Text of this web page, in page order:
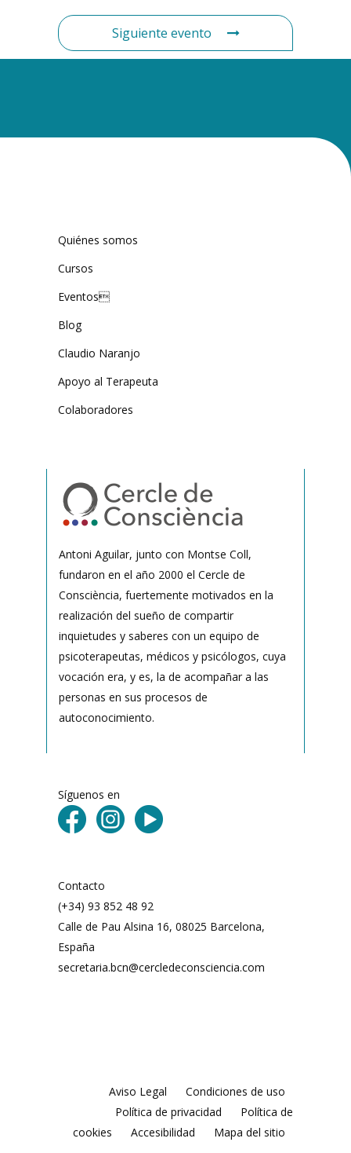
Siguiente evento
Quiénes somos
Cursos
Eventos
Blog
Claudio Naranjo
Apoyo al Terapeuta
Colaboradores
Antoni Aguilar, junto con Montse Coll,
fundaron en el año 2000 el Cercle de
Consciència, fuertemente motivados en la
realización del sueño de compartir
inquietudes y saberes con un equipo de
psicoterapeutas, médicos y psicólogos, cuya
vocación era, y es, la de acompañar a las
personas en sus procesos de
autoconocimiento.
Síguenos en
Contacto
(+34) 93 852 48 92
Calle de Pau Alsina 16, 08025 Barcelona,
España
secretaria.bcn@cercledeconsciencia.com
Aviso Legal
Condiciones de uso
Política de privacidad
Política de
cookies
Accesibilidad Mapa del sitio